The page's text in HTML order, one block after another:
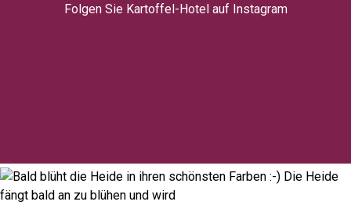
Folgen Sie Kartoffel-Hotel auf Instagram